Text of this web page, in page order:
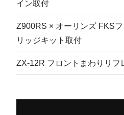
イン取付
Z900RS × オーリンズ FKS
リッジキット取付
ZX-12R フロントまわりリフ